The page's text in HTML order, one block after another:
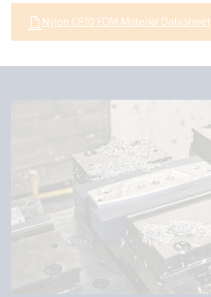
Nylon CF10 FDM Material Datasheet